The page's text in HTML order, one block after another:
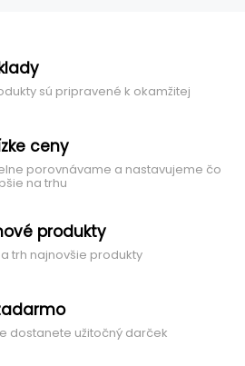
sú pripravené k okamžitej
ceny
porovnávame a nastavujeme čo
na trhu
produkty
trh najnovšie produkty
dostanete užitočný darček